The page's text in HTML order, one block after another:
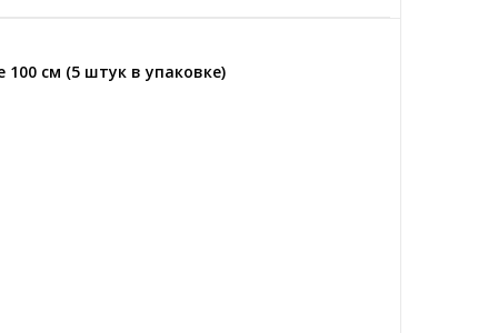
см (5 штук в упаковке)